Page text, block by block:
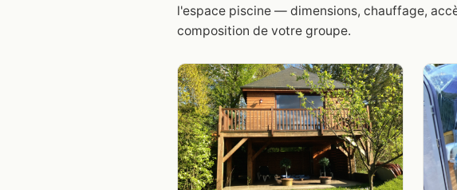
l'espace piscine — dimensions, chauffage,
composition de votre groupe.